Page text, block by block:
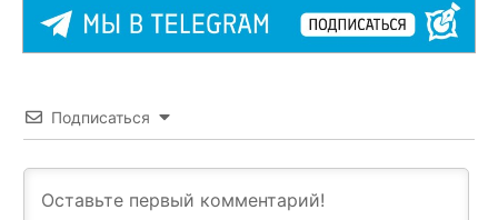
Подписаться